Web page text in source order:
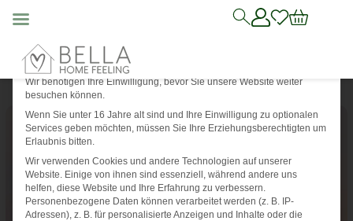
Wir benötigen Ihre Einwilligung, bevor Sie unsere Website weiter
besuchen können.
Wenn Sie unter 16 Jahre alt sind und Ihre Einwilligung zu optionalen
Services geben möchten, müssen Sie Ihre Erziehungsberechtigten um
Erlaubnis bitten.
Wir verwenden Cookies und andere Technologien auf unserer
Website. Einige von ihnen sind essenziell, während andere uns
helfen, diese Website und Ihre Erfahrung zu verbessern.
Personenbezogene Daten können verarbeitet werden (z. B. IP-
Adressen), z. B. für personalisierte Anzeigen und Inhalte oder die